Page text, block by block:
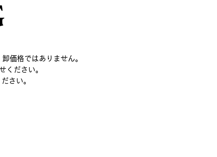
価格ではありません。
ください。
さい。